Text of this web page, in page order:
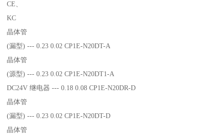
CE、
KC
晶体管
(漏型) --- 0.23 0.02 CP1E-N20DT-A
晶体管
(源型) --- 0.23 0.02 CP1E-N20DT1-A
DC24V 继电器 --- 0.18 0.08 CP1E-N20DR-D
晶体管
(漏型) --- 0.23 0.02 CP1E-N20DT-D
晶体管